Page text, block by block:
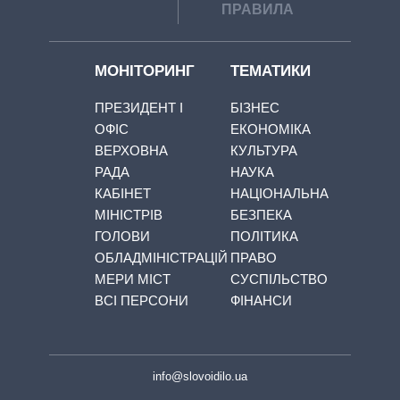
ПРАВИЛА
МОНІТОРИНГ
ПРЕЗИДЕНТ І
ОФІС
ВЕРХОВНА
РАДА
КАБІНЕТ
МІНІСТРІВ
ГОЛОВИ
ОБЛАДМІНІСТРАЦІЙ
МЕРИ МІСТ
ВСІ ПЕРСОНИ
ТЕМАТИКИ
БІЗНЕС
ЕКОНОМІКА
КУЛЬТУРА
НАУКА
НАЦІОНАЛЬНА
БЕЗПЕКА
ПОЛІТИКА
ПРАВО
СУСПІЛЬСТВО
ФІНАНСИ
info@slovoidilo.ua